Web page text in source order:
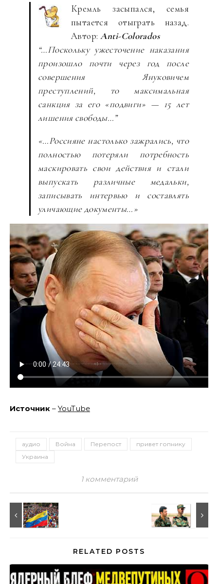
Кремль засыпался, семья
пытается отыграть назад.
Автор: Anti-Colorados
“…Поскольку ужесточение наказания
произошло почти через год после
совершения Януковичем
преступлений, то максимальная
санкция за его «подвиги» — 15 лет
лишения свободы…”
«…Россияне настолько зажрались, что
полностью потеряли потребность
маскировать свои действия и стали
выпускать различные медальки,
записывать интервью и составлять
уличающие документы…»
Источник – YouTube
аудио Война Перепост
привет гопнику
Украина
1 комментарий
RELATED POSTS